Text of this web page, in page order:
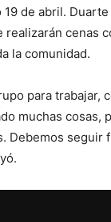
de abril.
realizarán cenas
la comunidad.
para trabajar,
muchas cosas,
Debemos seguir